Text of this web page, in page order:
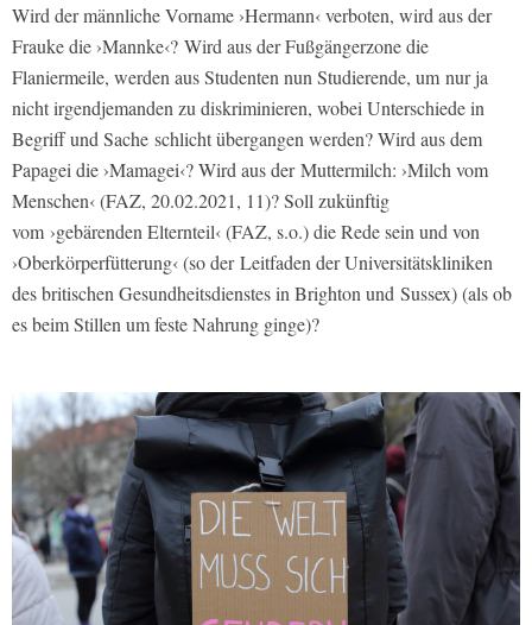
Wird der männliche Vorname ›Hermann‹ verboten, wird aus der
Frauke die ›Mannke‹? Wird aus der Fußgängerzone die
Flaniermeile, werden aus Studenten nun Studierende, um nur ja
nicht irgendjemanden zu diskriminieren, wobei Unterschiede in
Begriff und Sache schlicht übergangen werden? Wird aus dem
Papagei die ›Mamagei‹? Wird aus der Muttermilch: ›Milch vom
Menschen‹ (FAZ, 20.02.2021, 11)? Soll zukünftig
vom ›gebärenden Elternteil‹ (FAZ, s.o.) die Rede sein und von
›Oberkörperfütterung‹ (so der Leitfaden der Universitätskliniken
des britischen Gesundheitsdienstes in Brighton und Sussex) (als ob
es beim Stillen um feste Nahrung ginge)?